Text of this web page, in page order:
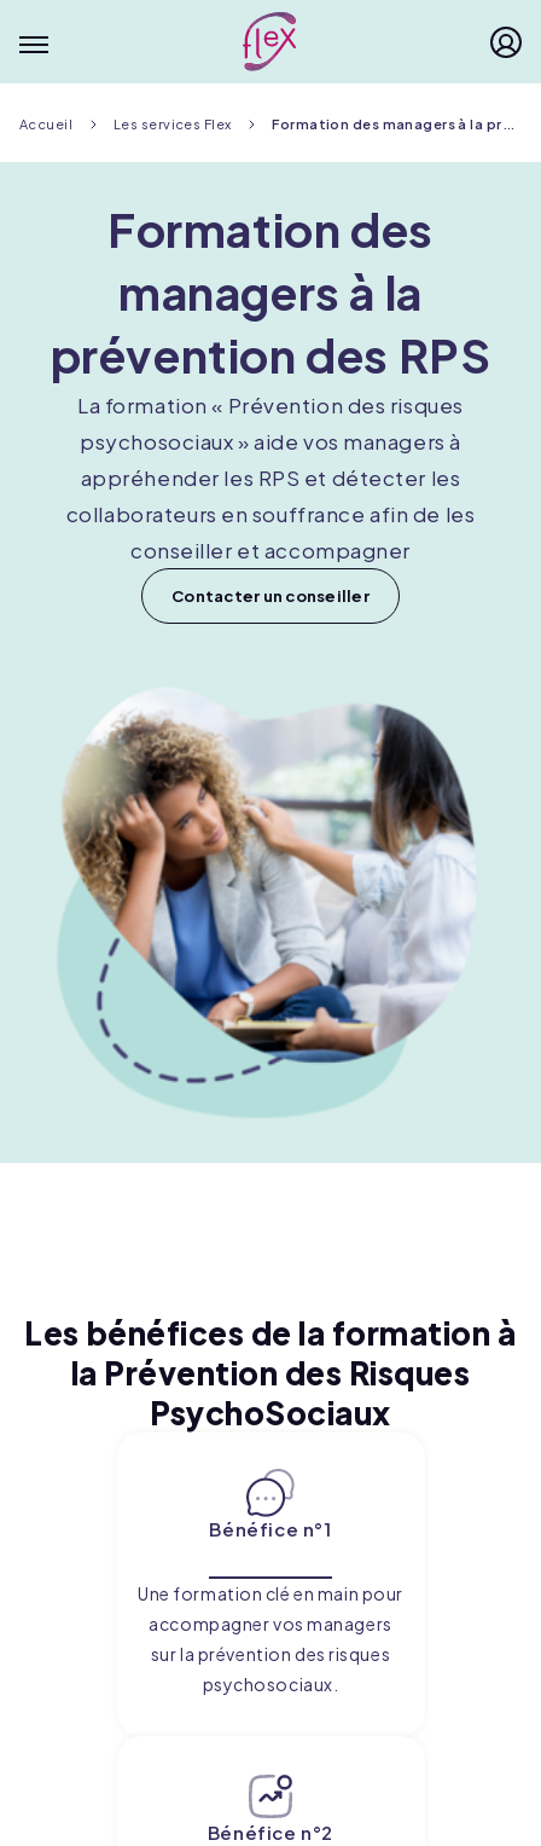
Fil
d'Ariane
Accueil Les services Flex Formation des managers à la prévention des RPS
Formation des
managers à la
prévention des RPS
La formation « Prévention des risques
psychosociaux » aide vos managers à
appréhender les RPS et détecter les
collaborateurs en souffrance afin de les
conseiller et accompagner
Contacter un conseiller
Les bénéfices de la formation à
la Prévention des Risques
PsychoSociaux
Bénéfice n°1
Une formation clé en main pour
accompagner vos managers
sur la prévention des risques
psychosociaux.
Bénéfice n°2